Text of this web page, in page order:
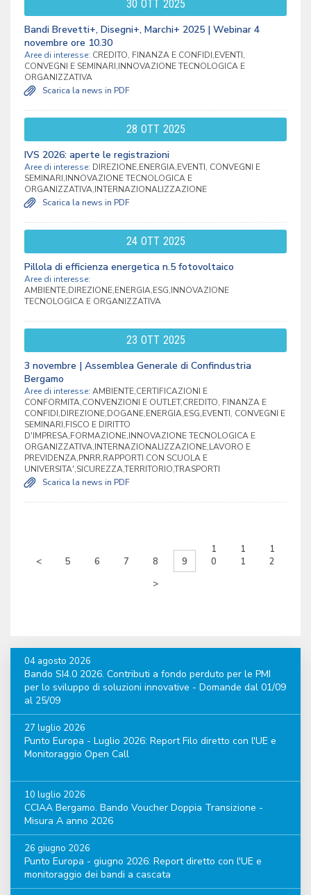
30 OTT 2025
Bandi Brevetti+, Disegni+, Marchi+ 2025 | Webinar 4
novembre ore 10.30
Aree di interesse: CREDITO, FINANZA E CONFIDI,EVENTI,
CONVEGNI E SEMINARI,INNOVAZIONE TECNOLOGICA E
ORGANIZZATIVA
Scarica la news in PDF
28 OTT 2025
IVS 2026: aperte le registrazioni
Aree di interesse: DIREZIONE,ENERGIA,EVENTI, CONVEGNI E
SEMINARI,INNOVAZIONE TECNOLOGICA E
ORGANIZZATIVA,INTERNAZIONALIZZAZIONE
Scarica la news in PDF
24 OTT 2025
Pillola di efficienza energetica n.5 fotovoltaico
Aree di interesse:
AMBIENTE,DIREZIONE,ENERGIA,ESG,INNOVAZIONE
TECNOLOGICA E ORGANIZZATIVA
23 OTT 2025
3 novembre | Assemblea Generale di Confindustria
Bergamo
Aree di interesse: AMBIENTE,CERTIFICAZIONI E
CONFORMITA,CONVENZIONI E OUTLET,CREDITO, FINANZA E
CONFIDI,DIREZIONE,DOGANE,ENERGIA,ESG,EVENTI, CONVEGNI E
SEMINARI,FISCO E DIRITTO
D'IMPRESA,FORMAZIONE,INNOVAZIONE TECNOLOGICA E
ORGANIZZATIVA,INTERNAZIONALIZZAZIONE,LAVORO E
PREVIDENZA,PNRR,RAPPORTI CON SCUOLA E
UNIVERSITA',SICUREZZA,TERRITORIO,TRASPORTI
Scarica la news in PDF
< 5 6 7 8 9
1
0
1
1
1
2
>
04 agosto 2026
Bando SI4.0 2026. Contributi a fondo perduto per le PMI
per lo sviluppo di soluzioni innovative - Domande dal 01/09
al 25/09
27 luglio 2026
Punto Europa - Luglio 2026: Report Filo diretto con l'UE e
Monitoraggio Open Call
10 luglio 2026
CCIAA Bergamo. Bando Voucher Doppia Transizione -
Misura A anno 2026
26 giugno 2026
Punto Europa - giugno 2026: Report diretto con l'UE e
monitoraggio dei bandi a cascata